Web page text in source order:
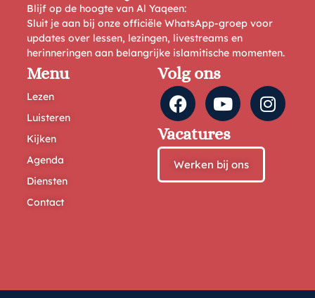
Blijf op de hoogte van Al Yaqeen:
Sluit je aan bij onze officiële WhatsApp-groep voor
updates over lessen, lezingen, livestreams en
herinneringen aan belangrijke islamitische momenten.
Menu
Lezen
Luisteren
Kijken
Agenda
Diensten
Contact
Volg ons
Vacatures
Werken bij ons